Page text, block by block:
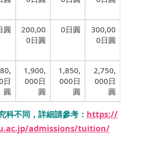
圓
200,00
0日圓
0日圓
300,00
0日圓
日
圓
1,900,
000日
圓
1,850,
000日
圓
2,750,
000日
圓
科不同，詳細請參考： https://
admissions/tuition/